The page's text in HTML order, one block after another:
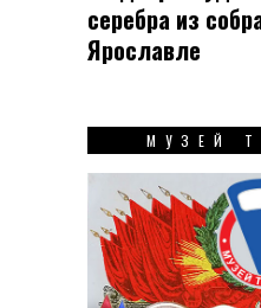
серебра из
Ярославле
МУЗЕЙ